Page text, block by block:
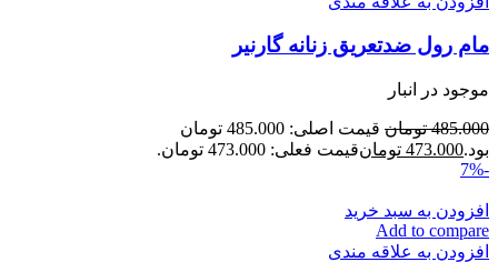
مام رول ضدتعریق زنانه گارنیر
موجود در انبار
485.000 تومان
قیمت اصلی: 485.000 تومان
بود.473.000 تومانقیمت فعلی: 473.000 تومان.
-7%
افزودن به سبد خرید
Add to compare
افزودن به علاقه مندی